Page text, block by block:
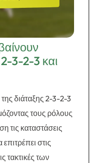
2-3-2-3 και
διάταξης 2-3-2-3
τους ρόλους
τις καταστάσεις
στις
τακτικές των